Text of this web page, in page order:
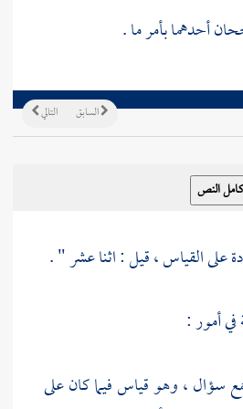
أحدهما بأمر ما .
التالي السابق
على القياس ، قيل : اثنا عشر " .
أمور :
سؤال ، وهو قياس فيما كان على